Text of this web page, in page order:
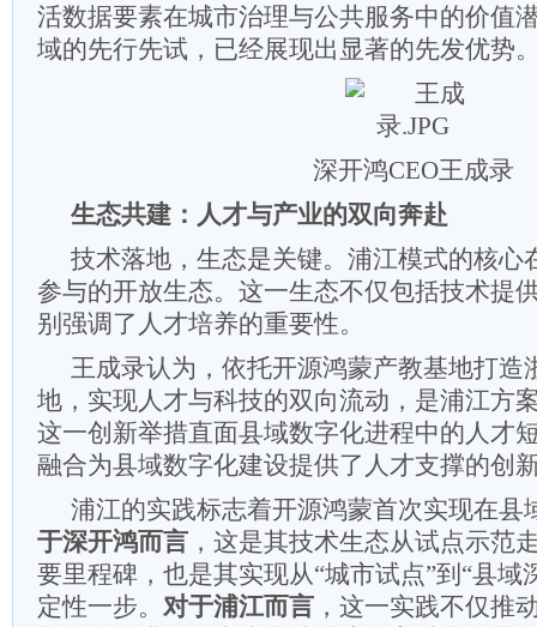
活数据要素在城市治理与公共服务中的价值
域的先行先试，已经展现出显著的先发优势
深开鸿CEO王成录
生态共建：人才与产业的双向奔赴
技术落地，生态是关键。浦江模式的核心
参与的开放生态。这一生态不仅包括技术提
别强调了人才培养的重要性。
王成录认为，依托开源鸿蒙产教基地打造
地，实现人才与科技的双向流动，是浦江方
这一创新举措直面县域数字化进程中的人才
融合为县域数字化建设提供了人才支撑的创
浦江的实践标志着开源鸿蒙首次实现在县
于深开鸿而言 ，这是其技术生态从试点示范
要里程碑，也是其实现从“城市试点”到“县域
定性一步。 对于浦江而言 ，这一实践不仅推